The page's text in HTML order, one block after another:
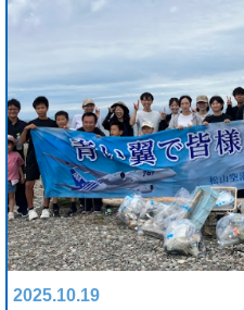
2025.10.19